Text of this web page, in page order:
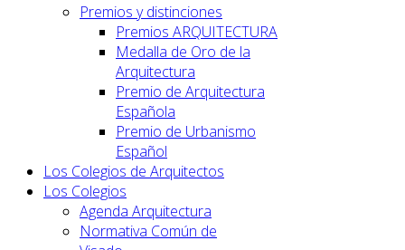
Premios y distinciones
Premios ARQUITECTURA
Medalla de Oro de la
Arquitectura
Premio de Arquitectura
Española
Premio de Urbanismo
Español
Los Colegios de Arquitectos
Los Colegios
Agenda Arquitectura
Normativa Común de